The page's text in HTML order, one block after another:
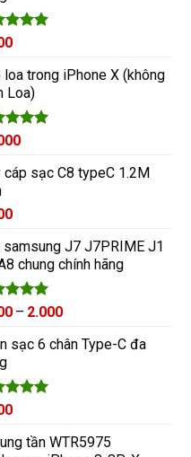
xếp
loa trong iPhone X (không
Loa)
xếp
cáp sạc C8 typeC 1.2M
samsung J7 J7PRIME J1
chung chính hãng
xếp
– 2.000Khoảng
từ
sạc 6 chân Type-C đa
xếp
tần WTR5975